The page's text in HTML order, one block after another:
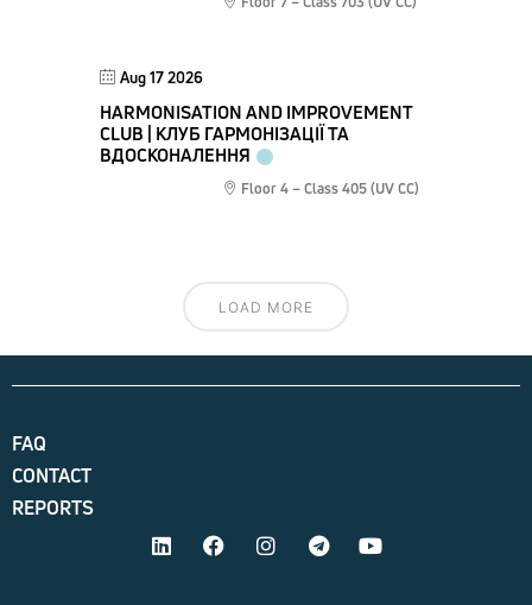
Aug 17 2026
HARMONISATION AND IMPROVEMENT
CLUB | КЛУБ ГАРМОНІЗАЦІЇ ТА
ВДОСКОНАЛЕННЯ
Floor 4 – Class 405 (UV CC)
LOAD MORE
FAQ
CONTACT
REPORTS